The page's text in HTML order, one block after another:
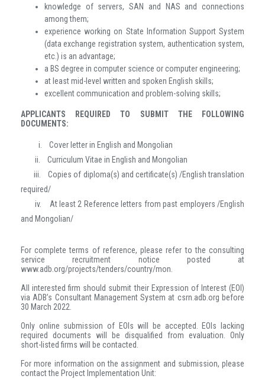
knowledge of servers, SAN and NAS and connections
among them;
experience working on State Information Support System
(data exchange registration system, authentication system,
etc.) is an advantage;
a BS degree in computer science or computer engineering;
at least mid-level written and spoken English skills;
excellent communication and problem-solving skills;
APPLICANTS REQUIRED TO SUBMIT THE FOLLOWING
DOCUMENTS:
i.
Cover letter in English and Mongolian
ii.
Curriculum Vitae in English and Mongolian
iii.
Copies of diploma(s) and certificate(s) /English translation
required/
iv.
At least 2 Reference letters from past employers /English
and Mongolian/
For complete terms of reference, please refer to the consulting
service recruitment notice posted at
www.adb.org/projects/tenders/country/mon.
All interested firm should submit their Expression of Interest (EOI)
via ADB’s Consultant Management System at csrn.adb.org before
30 March 2022.
Only online submission of EOIs will be accepted. EOIs lacking
required documents will be disqualified from evaluation. Only
short-listed firms will be contacted.
For more information on the assignment and submission, please
contact the Project Implementation Unit: